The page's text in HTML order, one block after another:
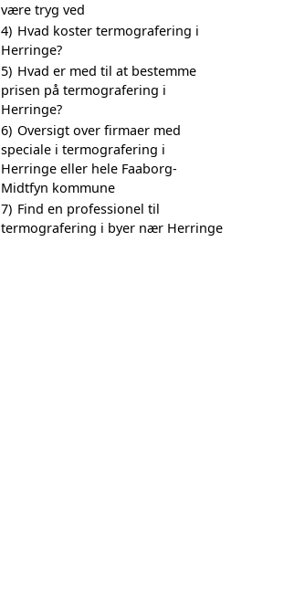
være tryg ved
4) Hvad koster termografering i
Herringe?
5) Hvad er med til at bestemme
prisen på termografering i
Herringe?
6) Oversigt over firmaer med
speciale i termografering i
Herringe eller hele Faaborg-
Midtfyn kommune
7) Find en professionel til
termografering i byer nær Herringe